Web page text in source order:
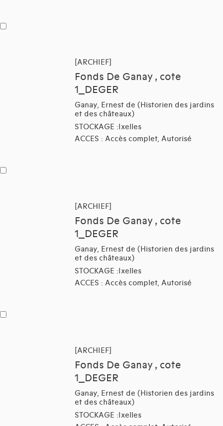
[ARCHIEF]
Fonds De Ganay , cote
1_DEGER
Ganay, Ernest de (Historien des jardins
et des châteaux)
STOCKAGE :Ixelles
ACCES : Accès complet, Autorisé
[ARCHIEF]
Fonds De Ganay , cote
1_DEGER
Ganay, Ernest de (Historien des jardins
et des châteaux)
STOCKAGE :Ixelles
ACCES : Accès complet, Autorisé
[ARCHIEF]
Fonds De Ganay , cote
1_DEGER
Ganay, Ernest de (Historien des jardins
et des châteaux)
STOCKAGE :Ixelles